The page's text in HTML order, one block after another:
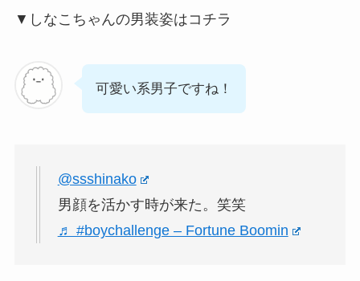
▼しなこちゃんの男装姿はコチラ
可愛い系男子ですね！
@ssshinako
男顔を活かす時が来た。笑笑
♬ #boychallenge – Fortune Boomin